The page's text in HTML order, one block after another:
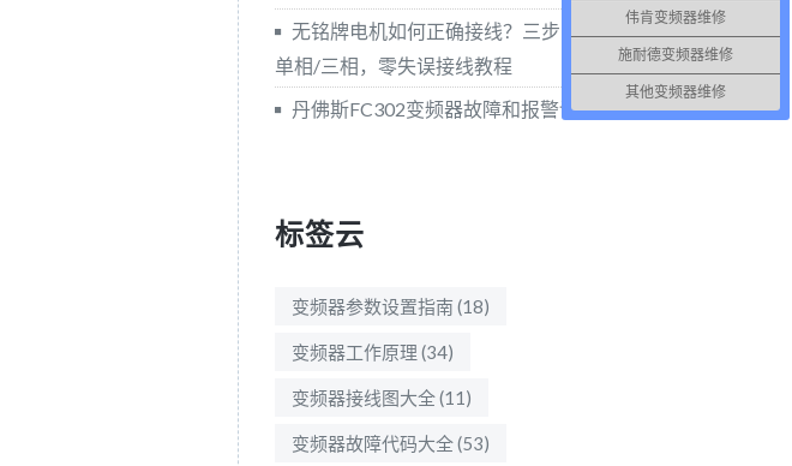
无铭牌电机如何正确接线？三步实操法分清
单相/三相，零失误接线教程
丹佛斯FC302变频器故障和报警详解
标签云
变频器参数设置指南 (18)
变频器工作原理 (34)
变频器接线图大全(11)
变频器故障代码大全(53)
伟肯变频器维修
施耐德变频器维修
其他变频器维修